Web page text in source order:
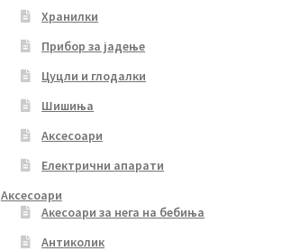
Хранилки
Прибор за јадење
Цуцли и глодалки
Шишиња
Аксесоари
Електрични апарати
Аксесоари
Акесоари за нега на бебиња
Антиколик